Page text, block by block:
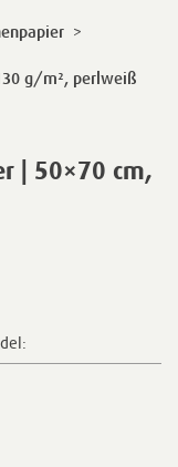
| 50×70 cm,
>
g/m², perlweiß